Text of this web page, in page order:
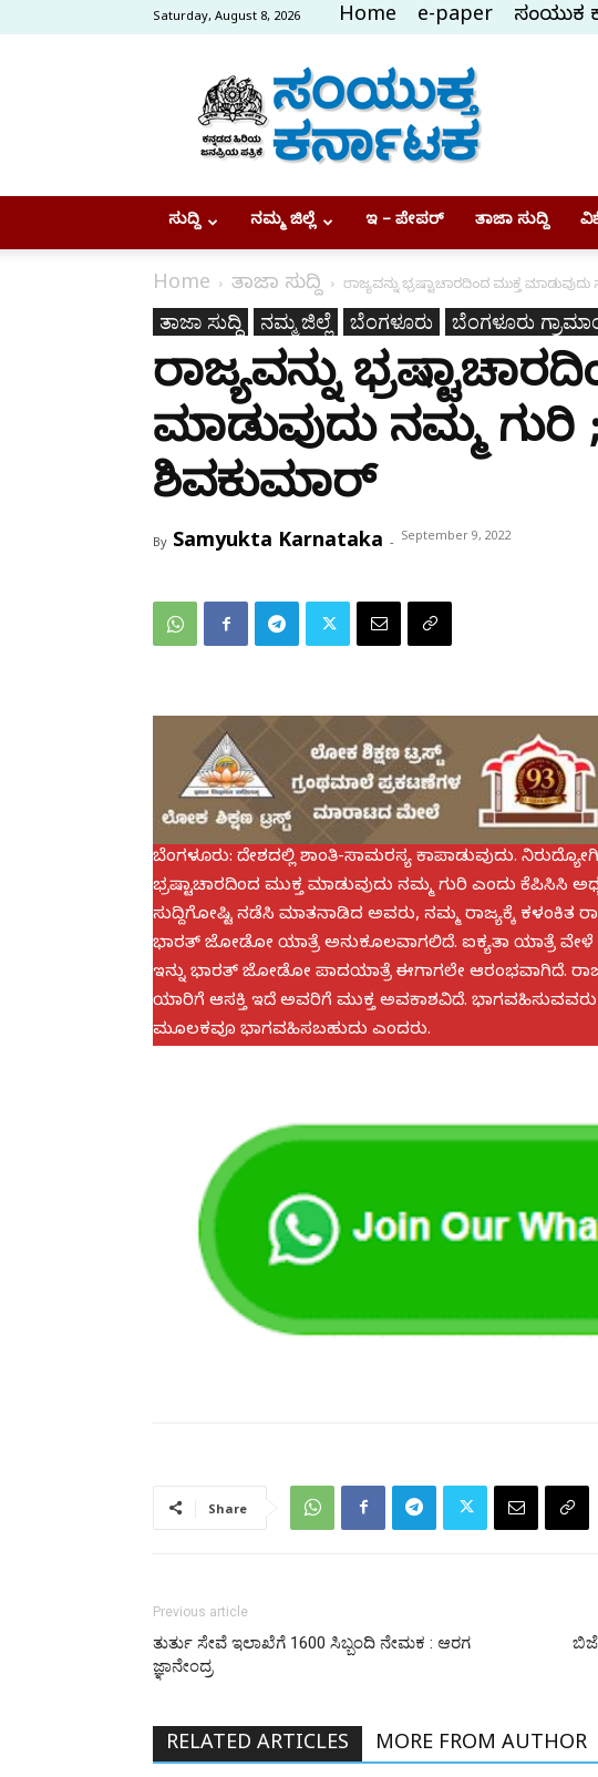
Saturday, August 8, 2026 Home e-paper ಸಂಯುಕ್ತ
Samyukta
Karnataka
ಸುದ್ದಿ ನಮ್ಮ ಜಿಲ್ಲೆ ಇ – ಪೇಪರ್ ತಾಜಾ ಸುದ್ದಿ
Home ತಾಜಾ ಸುದ್ದಿ ರಾಜ್ಯವನ್ನು ಭ್ರಷ್ಟಾಚಾರದಿಂದ ಮುಕ್ತ
ತಾಜಾ ಸುದ್ದಿ ನಮ್ಮ ಜಿಲ್ಲೆ ಬೆಂಗಳೂರು ಬೆಂಗಳೂರು
ರಾಜ್ಯವನ್ನು
ಮಾಡುವುದು ನಮ್ಮ ಗುರಿ
ಶಿವಕುಮಾರ್
By Samyukta Karnataka - September 9, 2022
ಬೆಂಗಳೂರು: ದೇಶದಲ್ಲಿ ಶಾಂತಿ-ಸಾಮರಸ್ಯ ಕಾಪಾಡುವುದು.
ಭ್ರಷ್ಟಾಚಾರದಿಂದ ಮುಕ್ತ ಮಾಡುವುದು ನಮ್ಮ ಗುರಿ ಎಂದು ಕೆಪಿಸಿಸಿ
ಸುದ್ದಿಗೋಷ್ಟಿ ನಡೆಸಿ ಮಾತನಾಡಿದ ಅವರು, ನಮ್ಮ ರಾಜ್ಯಕ್ಕೆ ಕಳಂಕಿತ
ಭಾರತ್ ಜೋಡೋ ಯಾತ್ರೆ ಅನುಕೂಲವಾಗಲಿದೆ. ಐಕ್ಯತಾ ಯಾತ್ರೆ
ಇನ್ನು ಭಾರತ್ ಜೋಡೋ ಪಾದಯಾತ್ರೆ ಈಗಾಗಲೇ ಆರಂಭವಾಗಿದೆ.
ಯಾರಿಗೆ ಆಸಕ್ತಿ ಇದೆ ಅವರಿಗೆ ಮುಕ್ತ ಅವಕಾಶವಿದೆ.
ಮೂಲಕವೂ ಭಾಗವಹಿಸಬಹುದು ಎಂದರು.
Share
Previous article
ತುರ್ತು ಸೇವೆ ಇಲಾಖೆಗೆ 1600 ಸಿಬ್ಬಂದಿ ನೇಮಕ : ಆರಗ
ಜ್ಞಾನೇಂದ್ರ
RELATED ARTICLES MORE FROM AUTHOR